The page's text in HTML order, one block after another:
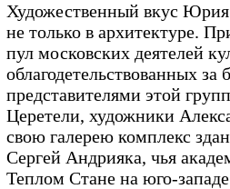
Художественный вкус
не только в архитектуре.
пул московских деятелей
облагодетельствованных
представителями этой
Церетели, художники
свою галерею комплекс
Сергей Андрияка, чья
Теплом Стане на юго-западе